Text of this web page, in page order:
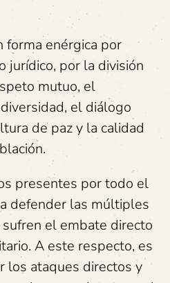
forma enérgica por
jurídico, por la división
mutuo, el
el diálogo
de paz y la calidad
presentes por todo el
defender las múltiples
el embate directo
A este respecto, es
los ataques directos y